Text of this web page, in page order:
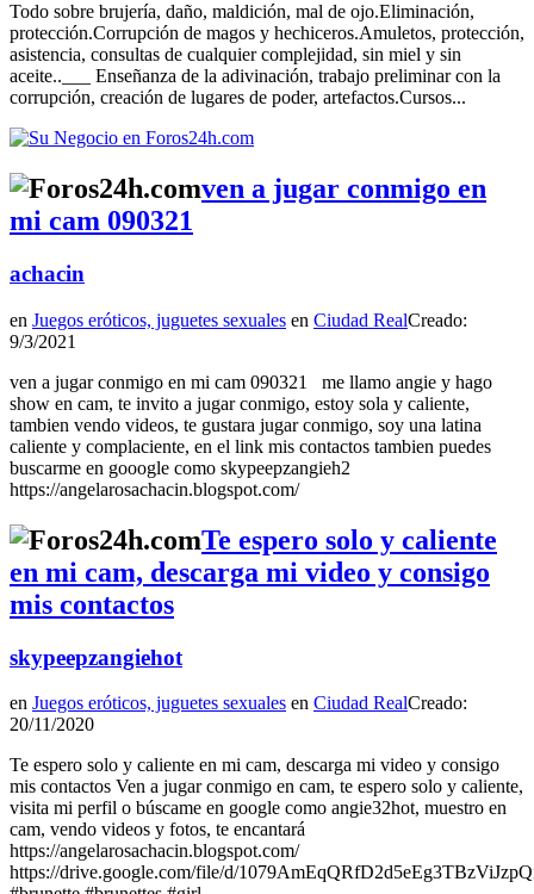
Todo sobre brujería, daño, maldición, mal de ojo.Eliminación,
protección.Corrupción de magos y hechiceros.Amuletos, protección,
asistencia, consultas de cualquier complejidad, sin miel y sin
aceite..___ Enseñanza de la adivinación, trabajo preliminar con la
corrupción, creación de lugares de poder, artefactos.Cursos...
ven a jugar conmigo en
mi cam 090321
achacin
en Juegos eróticos, juguetes sexuales en Ciudad RealCreado:
9/3/2021
ven a jugar conmigo en mi cam 090321 me llamo angie y hago
show en cam, te invito a jugar conmigo, estoy sola y caliente,
tambien vendo videos, te gustara jugar conmigo, soy una latina
caliente y complaciente, en el link mis contactos tambien puedes
buscarme en gooogle como skypeepzangieh2
https://angelarosachacin.blogspot.com/
Te espero solo y caliente
en mi cam, descarga mi video y consigo
mis contactos
skypeepzangiehot
en Juegos eróticos, juguetes sexuales en Ciudad RealCreado:
20/11/2020
Te espero solo y caliente en mi cam, descarga mi video y consigo
mis contactos Ven a jugar conmigo en cam, te espero solo y caliente,
visita mi perfil o búscame en google como angie32hot, muestro en
cam, vendo videos y fotos, te encantará
https://angelarosachacin.blogspot.com/
https://drive.google.com/file/d/